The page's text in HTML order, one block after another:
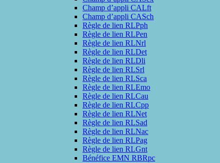
Champ d’appli CALft
Champ d’appli CASch
Règle de lien RLPph
Règle de lien RLPen
Règle de lien RLNrl
Règle de lien RLDet
Règle de lien RLDli
Règle de lien RLSrl
Règle de lien RLSca
Règle de lien RLEmo
Règle de lien RLCau
Règle de lien RLCpp
Règle de lien RLNet
Règle de lien RLSad
Règle de lien RLNac
Règle de lien RLPag
Règle de lien RLGnt
Bénéfice EMN RBRpc